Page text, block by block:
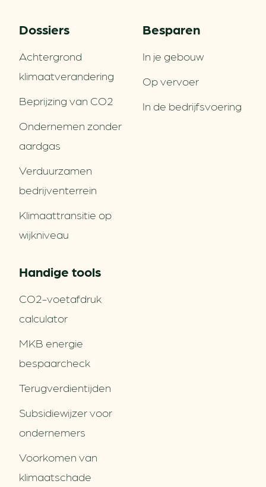
Dossiers
Achtergrond
klimaatverandering
Beprijzing van CO2
Ondernemen zonder
aardgas
Verduurzamen
bedrijventerrein
Klimaattransitie op
wijkniveau
Besparen
In je gebouw
Op vervoer
In de bedrijfsvoering
Handige tools
CO2-voetafdruk
calculator
MKB energie
bespaarcheck
Terugverdien­tijden
Subsidiewijzer voor
ondernemers
Voorkomen van
klimaatschade